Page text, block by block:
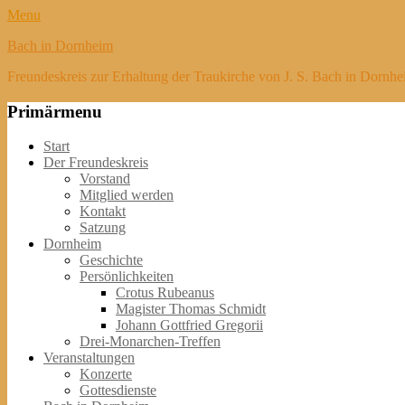
Menu
Bach in Dornheim
Freundeskreis zur Erhaltung der Traukirche von J. S. Bach in
Primärmenu
Weiter
zum
Start
Der Freundeskreis
Vorstand
Mitglied werden
Kontakt
Satzung
Dornheim
Geschichte
Persönlichkeiten
Crotus Rubeanus
Magister Thomas Schmidt
Johann Gottfried Gregorii
Drei-Monarchen-Treffen
Veranstaltungen
Konzerte
Gottesdienste